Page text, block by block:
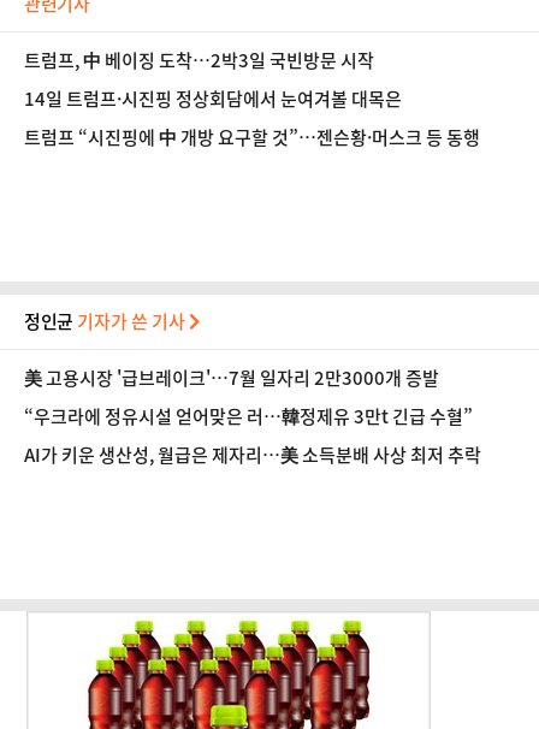
트럼프, 中 베이징 도착…2박3일 국빈방문 시작
14일 트럼프·시진핑 정상회담에서 눈여겨볼 대목은
트럼프 “시진핑에 中 개방 요구할 것”…젠슨황·머스크 등 동행
정인균 기자가 쓴 기사
美 고용시장 '급브레이크'…7월 일자리 2만3000개 증발
“우크라에 정유시설 얻어맞은 러…韓정제유 3만t 긴급 수혈”
AI가 키운 생산성, 월급은 제자리…美 소득분배 사상 최저 추락